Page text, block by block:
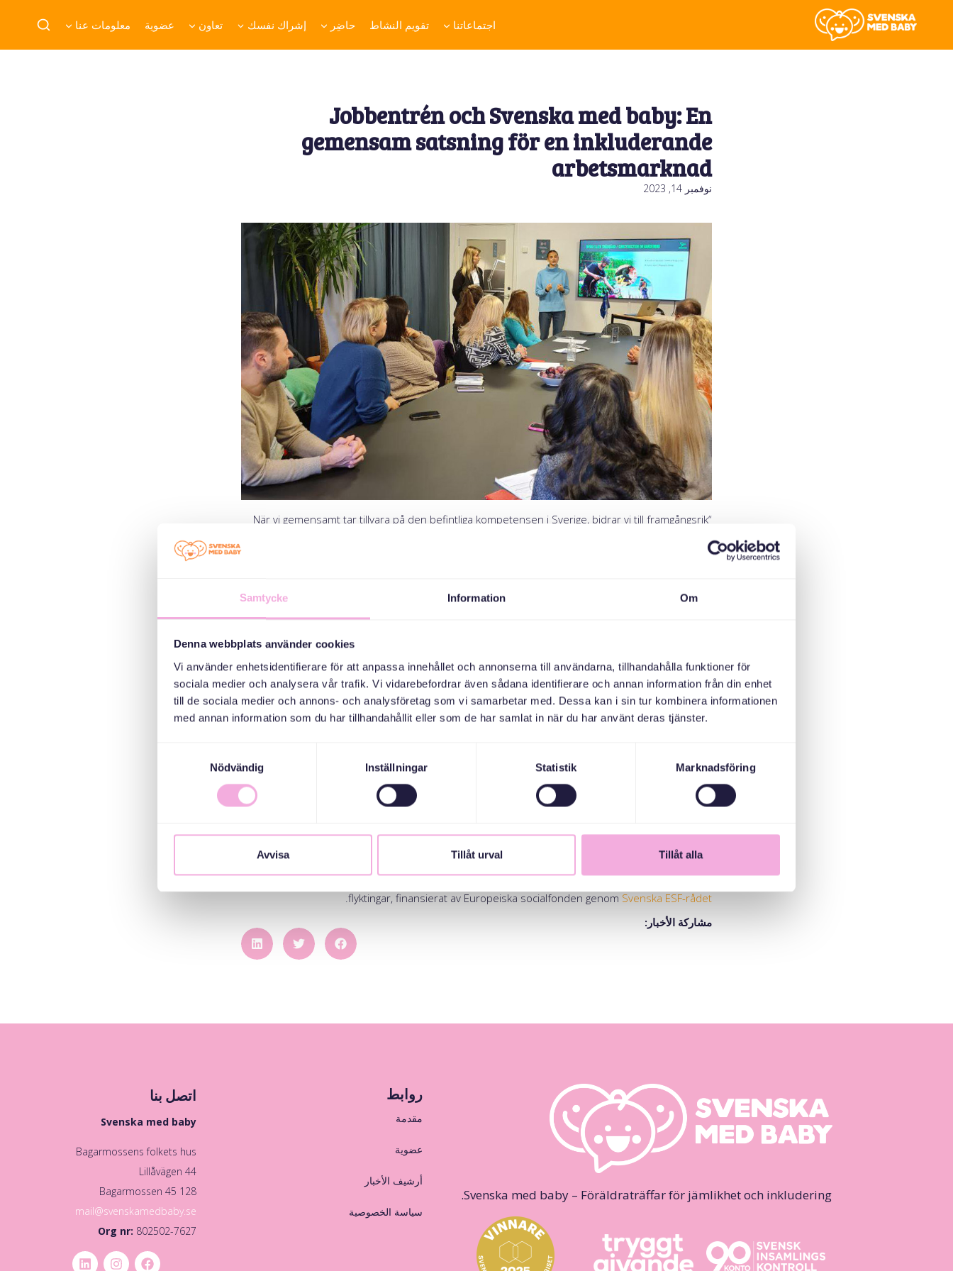
Samtycke Information Om
Denna webbplats använder cookies
Vi använder enhetsidentifierare för att anpassa innehållet och annonserna till användarna, tillhandahålla funktioner för
sociala medier och analysera vår trafik. Vi vidarebefordrar även sådana identifierare och annan information från din enhet
till de sociala medier och annons- och analysföretag som vi samarbetar med. Dessa kan i sin tur kombinera informationen
med annan information som du har tillhandahållit eller som de har samlat in när du har använt deras tjänster.
Nödvändig
Inställningar Statistik Marknadsföring
Avvisa Tillåt urval Tillåt alla
اجتماعاتنا تقويم النشاط حاضِر إشراك نفسك تعاون عضوية معلومات عنا
Jobbentrén och Svenska med baby: En
gemensam satsning för en inkluderande
arbetsmarknad
نوفمبر 14, 2023
“När vi gemensamt tar tillvara på den befintliga kompetensen i Sverige, bidrar vi till framgångsrik
och Svenska med baby arrangerade en gemensam rekryteringsträff för
om de företag som behöver anställa.
“Vi på Jobbentrén skapar långsiktiga anställningar tillsammans med utrikesfödda och
arbetsgivare”, säger Maria Karlsson. “Vårt viktiga arbete hade inte varit möjligt utan
möjligheter att nå ut till vår målgrupp och genom detta få ut fler i jobb.”
“Och genom att använda de befintliga resurserna och yrkeskompetenserna vi har i Sverige bidrar
man till framgångsrik integration och skapar en mer inkluderande arbetsmarknad”, fyller kollegan
intervjuer, vilket möjliggör en mer träffsäker matchning med lämpliga jobb. De erbjuder också
vägledning och återkoppling för att stötta dem i deras jobbsökande. Dessutom får kandidaterna
möjlighet att utöka sitt professionella nätverk, vilket är en fördel många nyanlända i Sverige inte
Nu håller såväl de som vi på Svenska med baby tummarna för de kontakter som uppstod under
rekryteringsträffen. Förhoppningsvis leder några av dem till anställningar!
Rekryteringsträffen genomfördes inom projektet som Svenska med baby driver för ukrainska
flyktingar, finansierat av Europeiska socialfonden genom Svenska ESF-rådet
مشاركة الأخبار:
Svenska med baby – Föräldraträffar för jämlikhet och inkludering.
روابط
مقدمة
عضوية
أرشيف الأخبار
سياسة الخصوصية
اتصل بنا
Svenska med baby
Bagarmossens folkets hus
Lillåvägen 44
128 45 Bagarmossen
mail@svenskamedbaby.se
Org nr: 802502-7627